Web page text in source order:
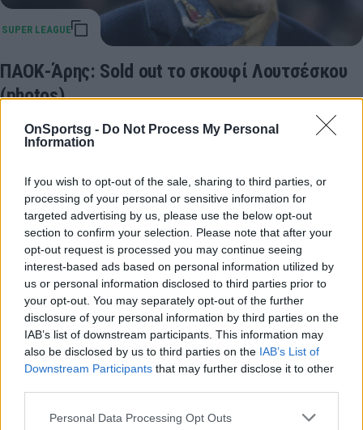
OnSportsg - Do Not Process My Personal
Information
If you wish to opt-out of the sale, sharing to third parties, or
processing of your personal or sensitive information for
targeted advertising by us, please use the below opt-out
section to confirm your selection. Please note that after your
opt-out request is processed you may continue seeing
interest-based ads based on personal information utilized by
us or personal information disclosed to third parties prior to
your opt-out. You may separately opt-out of the further
disclosure of your personal information by third parties on the
IAB’s list of downstream participants. This information may
also be disclosed by us to third parties on the IAB’s List of
Downstream Participants that may further disclose it to other
Personal Data Processing Opt Outs
ΠΑΟΚ-Άρης: Sold out το σκουφί Λουτσέσκου
(photos)
Ανάρπαστα τα σκουφιά του Ρουμάνου τεχνικού στη
μπουτίκ του ΠΑΟΚ.